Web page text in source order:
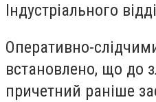
Індустріального
Оперативно-
встановлено, що до
причетний раніше